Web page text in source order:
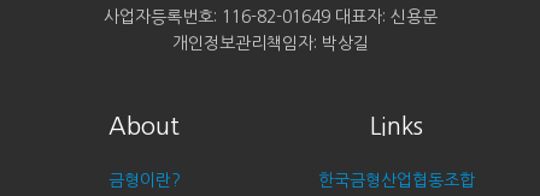
사업자등록번호: 116-82-01649 대표자: 신용문
개인정보관리책임자: 박상길
About
금형이란?
Links
한국금형산업협동조합